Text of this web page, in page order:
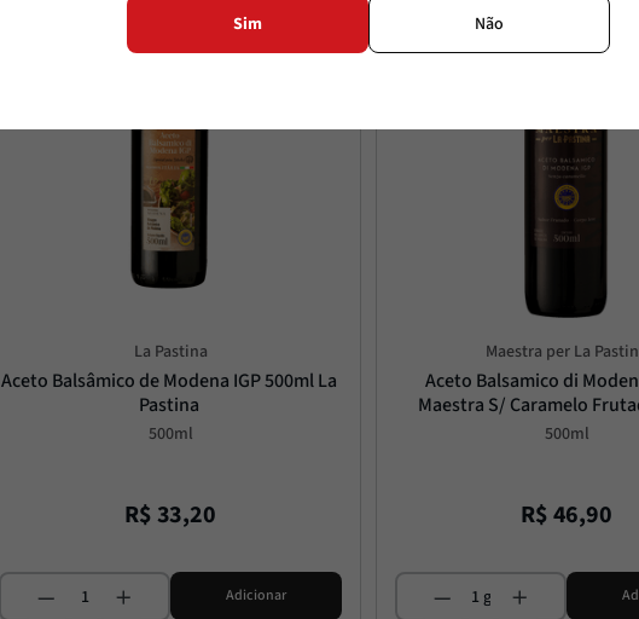
La Pastina
Aceto Balsâmico de Modena IGP 500ml La
Pastina
500ml
R$33,20
Adicionar
Maestra per La
Aceto Balsamico di
Maestra S/ Caramelo
500ml
R$46,90
Sim Não